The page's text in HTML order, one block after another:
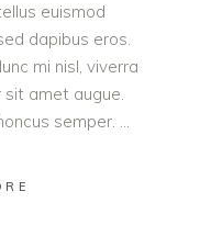
euismod
dapibus eros.
mi nisl, viverra
sit amet augue.
semper.